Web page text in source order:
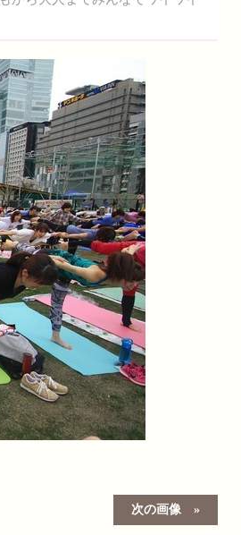
次の画像